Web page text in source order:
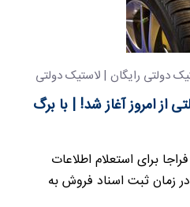
دولتی رایگان | لاستیک دولتی
از امروز آغاز شد! | با برگ
برای استعلام اطلاعات
خودرو، از تاریخ ۱۴۰۲/۱۱/۲۳ در زمان ثبت اسناد فروش به